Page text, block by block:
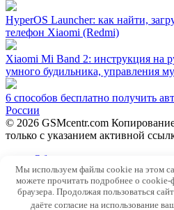
HyperOS Launcher: как найти,
телефон Xiaomi (Redmi)
Xiaomi Mi Band 2: инструкция на
умного будильника, управления
6 способов бесплатно получить
России
© 2026 GSMcentr.com
только с указанием активной
Обратная связь
Политика
Пользовательское
Мы используем файлы cookie на этом
можете прочитать подробнее о cookie-
браузера. Продолжая пользоваться
даёте согласие на использование